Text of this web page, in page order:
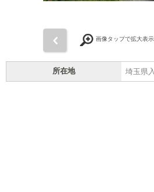
画像タップで拡大表
所在地 埼玉県